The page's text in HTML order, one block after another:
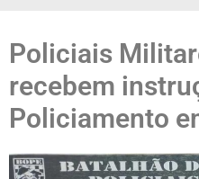
Policiais
recebem
Policiamento